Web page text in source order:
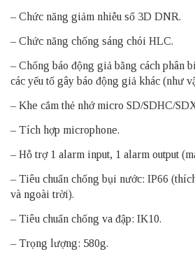
– Chức năng giảm nhiễu số 3D DNR.
– Chức năng chống sáng chói HLC.
– Chống báo động giả bằng cách phân
các yếu tố gây báo động giả khác (như
– Khe cắm thẻ nhớ micro SD/SDHC/
– Tích hợp microphone.
– Hỗ trợ 1 alarm input, 1 alarm output
– Tiêu chuẩn chống bụi nước: IP66
và ngoài trời).
– Tiêu chuẩn chống va đập: IK10.
– Trọng lượng: 580g.